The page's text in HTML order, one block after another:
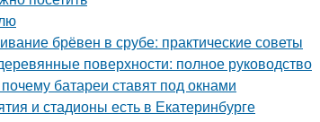
брёвен в срубе: практические советы
поверхности: полное руководство
батареи ставят под окнами
и стадионы есть в Екатеринбурге